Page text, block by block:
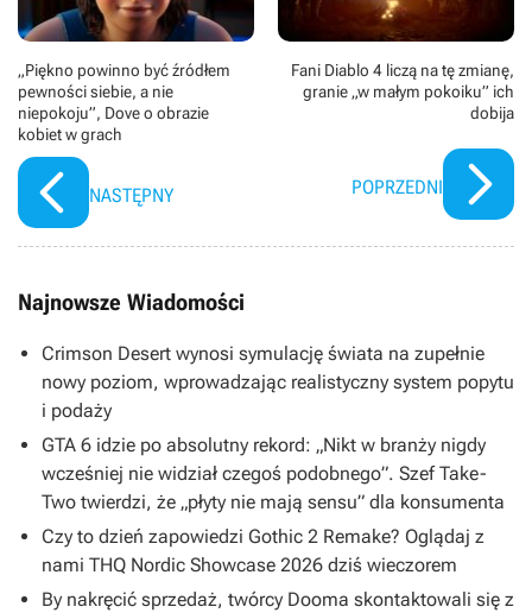
„Piękno powinno być źródłem
pewności siebie, a nie
niepokoju”, Dove o obrazie
kobiet w grach
NASTĘPNY
Fani Diablo 4 liczą na tę zmianę,
granie „w małym pokoiku” ich
dobija
POPRZEDNI
Najnowsze Wiadomości
Crimson Desert wynosi symulację świata na zupełnie
nowy poziom, wprowadzając realistyczny system popytu
i podaży
GTA 6 idzie po absolutny rekord: „Nikt w branży nigdy
wcześniej nie widział czegoś podobnego”. Szef Take-
Two twierdzi, że „płyty nie mają sensu” dla konsumenta
Czy to dzień zapowiedzi Gothic 2 Remake? Oglądaj z
nami THQ Nordic Showcase 2026 dziś wieczorem
By nakręcić sprzedaż, twórcy Dooma skontaktowali się z